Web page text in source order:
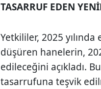
TASARRUF EDEN
Yetkililer, 2025
düşüren hanelerin,
edileceğini açıkladı.
tasarrufuna teşvik